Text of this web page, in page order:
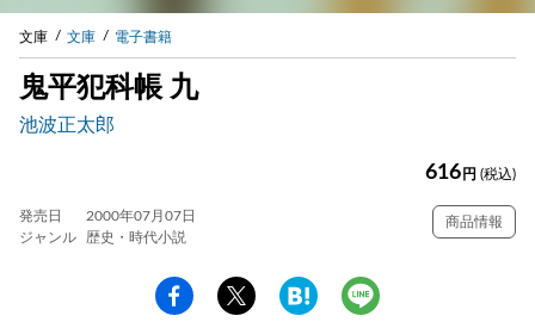
文庫 文庫 電子書籍
鬼平犯科帳 九
池波正太郎
616 円 (税込)
発売日
2000年07月07日
ジャンル
歴史・時代小説
商品情報